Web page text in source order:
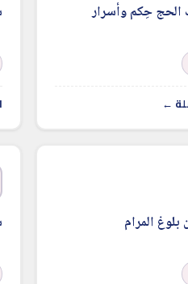
حِكم وأسرار
←
المرام